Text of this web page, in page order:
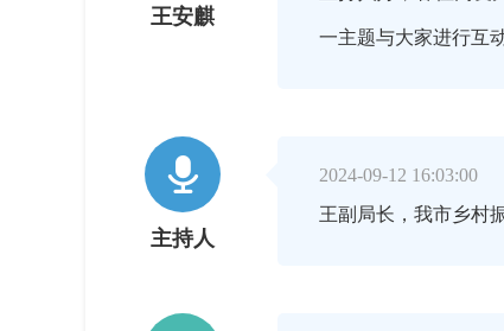
王安麒
一主题与大家进行互

主持人
2024-09-12 16:03:00
王副局长，我市乡村